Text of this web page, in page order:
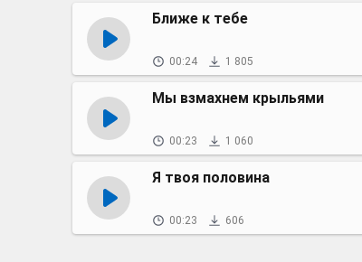
Ближе к тебе
00:24 1 805
Мы взмахнем крыльями
00:23 1 060
Я твоя половина
00:23 606